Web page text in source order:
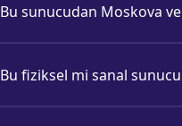
Bu sunucudan Moskova
Bu fiziksel mi sanal